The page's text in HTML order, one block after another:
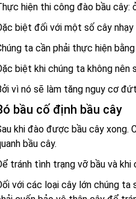
hiện thi công đào bầu cây:
biệt đối với một số cây
ta cần phải thực hiện
biệt khi chúng ta không nên
vì nó sẽ làm tăng nguy cơ
bầu cố định bầu cây
khi đào được bầu cây xong.
bầu cây.
tránh tình trạng vỡ bầu và khi
với các loại cây lớn chúng ta